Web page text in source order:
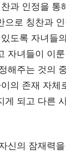
과 인정을
으로 칭찬과
도록 자녀들
자녀들이 이
해주는 것의
의 존재 자
게 되고 다른
신의 잠재력